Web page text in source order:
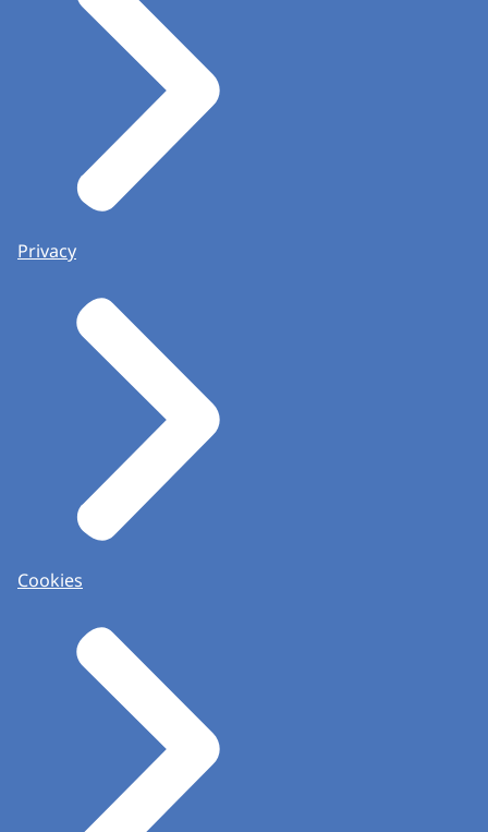
Privacy
Cookies